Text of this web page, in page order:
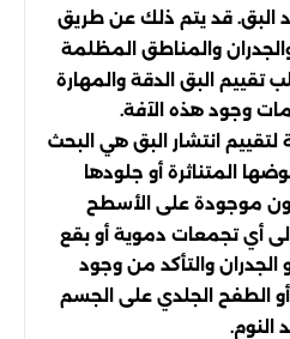
البق. قد يتم ذلك عن طريق
والمناطق المظلمة
تقييم البق الدقة والمهارة
وجود هذه الآفة.
انتشار البق هي البحث
المتناثرة أو جلودها
موجودة على الأسطح
إلى أي تجمعات دموية أو بقع
والتأكد من وجود
الطفح الجلدي على الجسم
النوم.